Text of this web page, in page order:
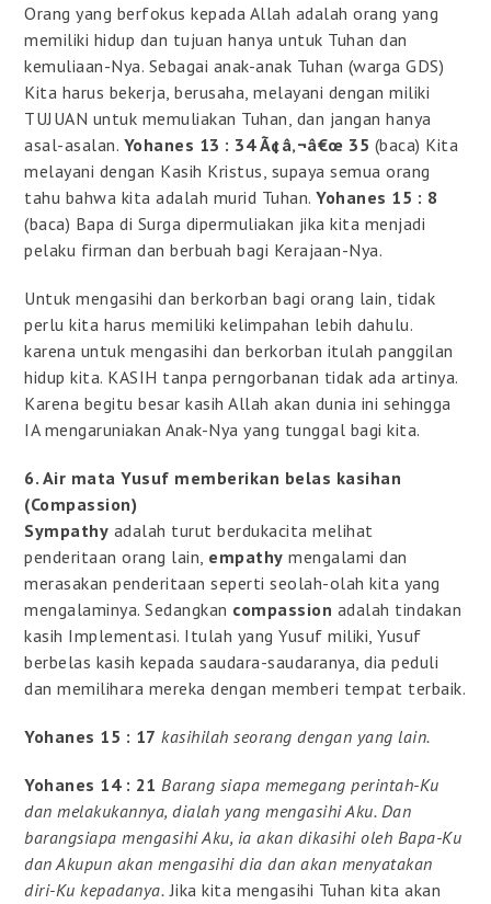
Orang yang berfokus kepada Allah adalah orang yang
memiliki hidup dan tujuan hanya untuk Tuhan dan
kemuliaan-Nya. Sebagai anak-anak Tuhan (warga GDS)
Kita harus bekerja, berusaha, melayani dengan miliki
TUJUAN untuk memuliakan Tuhan, dan jangan hanya
asal-asalan. Yohanes 13 : 34 Ã¢â‚¬â€œ 35 (baca) Kita
melayani dengan Kasih Kristus, supaya semua orang
tahu bahwa kita adalah murid Tuhan.Yohanes 15 : 8
(baca) Bapa di Surga dipermuliakan jika kita menjadi
pelaku firman dan berbuah bagi Kerajaan-Nya.
Untuk mengasihi dan berkorban bagi orang lain, tidak
perlu kita harus memiliki kelimpahan lebih dahulu.
karena untuk mengasihi dan berkorban itulah panggilan
hidup kita. KASIH tanpa perngorbanan tidak ada artinya.
Karena begitu besar kasih Allah akan dunia ini sehingga
IA mengaruniakan Anak-Nya yang tunggal bagi kita.
6. Air mata Yusuf memberikan belas kasihan
(Compassion)
Sympathy adalah turut berdukacita melihat
penderitaan orang lain, empathy mengalami dan
merasakan penderitaan seperti seolah-olah kita yang
mengalaminya. Sedangkan compassion adalah tindakan
kasih Implementasi. Itulah yang Yusuf miliki, Yusuf
berbelas kasih kepada saudara-saudaranya, dia peduli
dan memilihara mereka dengan memberi tempat terbaik.
Yohanes 15 : 17 kasihilah seorang dengan yang lain.
Yohanes 14 : 21 Barang siapa memegang perintah-Ku
dan melakukannya, dialah yang mengasihi Aku. Dan
barangsiapa mengasihi Aku, ia akan dikasihi oleh Bapa-Ku
dan Akupun akan mengasihi dia dan akan menyatakan
diri-Ku kepadanya. Jika kita mengasihi Tuhan kita akan